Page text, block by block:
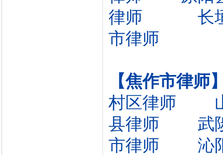
律师
长
市律师
【焦作市律师
村区律师
县律师
武
市律师
沁